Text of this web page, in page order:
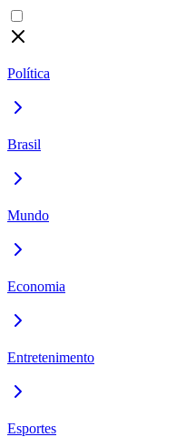
Política
Brasil
Mundo
Economia
Entretenimento
Esportes